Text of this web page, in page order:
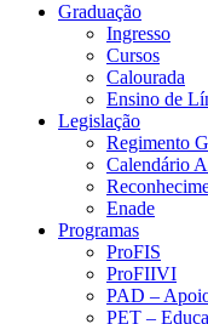
Graduação
Ingresso
Cursos
Calourada
Ensino de
Legislação
Regimento
Calendário
Enade
Programas
ProFIS
ProFIIVI
PAD –
PET –